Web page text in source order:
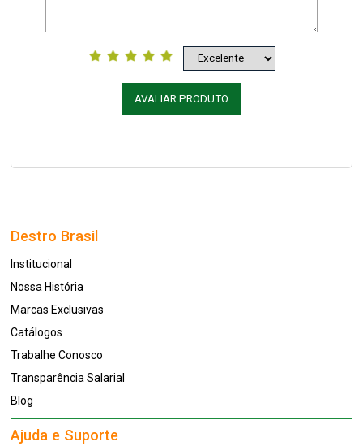
AVALIAR PRODUTO
Destro Brasil
Institucional
Nossa História
Marcas Exclusivas
Catálogos
Trabalhe Conosco
Transparência Salarial
Blog
Ajuda e Suporte